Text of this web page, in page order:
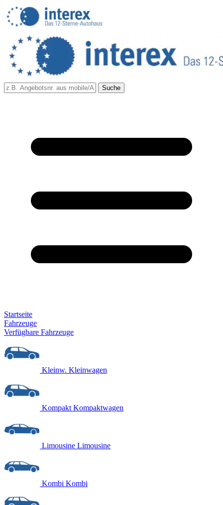
Suche
Startseite
Fahrzeuge
Verfügbare Fahrzeuge
Kleinw. Kleinwagen
Kompakt Kompaktwagen
Limousine Limousine
Kombi Kombi